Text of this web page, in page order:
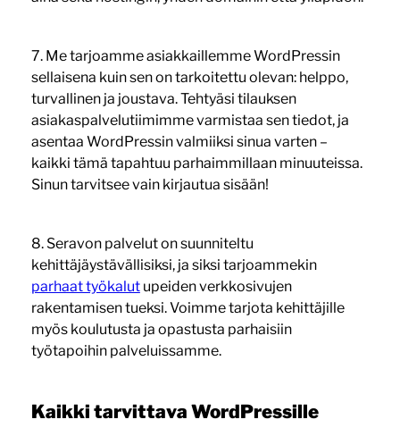
7. Me tarjoamme asiakkaillemme WordPressin
sellaisena kuin sen on tarkoitettu olevan: helppo,
turvallinen ja joustava. Tehtyäsi tilauksen
asiakaspalvelutiimimme varmistaa sen tiedot, ja
asentaa WordPressin valmiiksi sinua varten –
kaikki tämä tapahtuu parhaimmillaan minuuteissa.
Sinun tarvitsee vain kirjautua sisään!
8. Seravon palvelut on suunniteltu
kehittäjäystävällisiksi, ja siksi tarjoammekin
parhaat työkalutupeiden verkkosivujen
rakentamisen tueksi. Voimme tarjota kehittäjille
myös koulutusta ja opastusta parhaisiin
työtapoihin palveluissamme.
Kaikki tarvittava WordPressille